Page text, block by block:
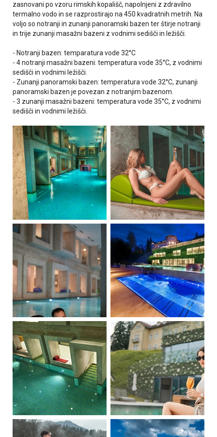
zasnovani po vzoru rimskih kopališč, napolnjeni z zdravilno
termalno vodo in se razprostirajo na 450 kvadratnih metrih. Na
voljo so notranji in zunanji panoramski bazen ter štirje notranji
in trije zunanji masažni bazeni z vodnimi sedišči in ležišči.
- Notranji bazen: temparatura vode32°C
- 4 notranji masažni bazeni: temperatura vode 35°C, z vodnimi
sedišči in vodnimi ležišči.
- Zunanji panoramski bazen: temperatura vode 32°C, zunanji
panoramski bazen je povezan z notranjim bazenom.
- 3 zunanji masažni bazeni: temperatura vode 35°C, z vodnimi
sedišči in vodnimi ležišči.